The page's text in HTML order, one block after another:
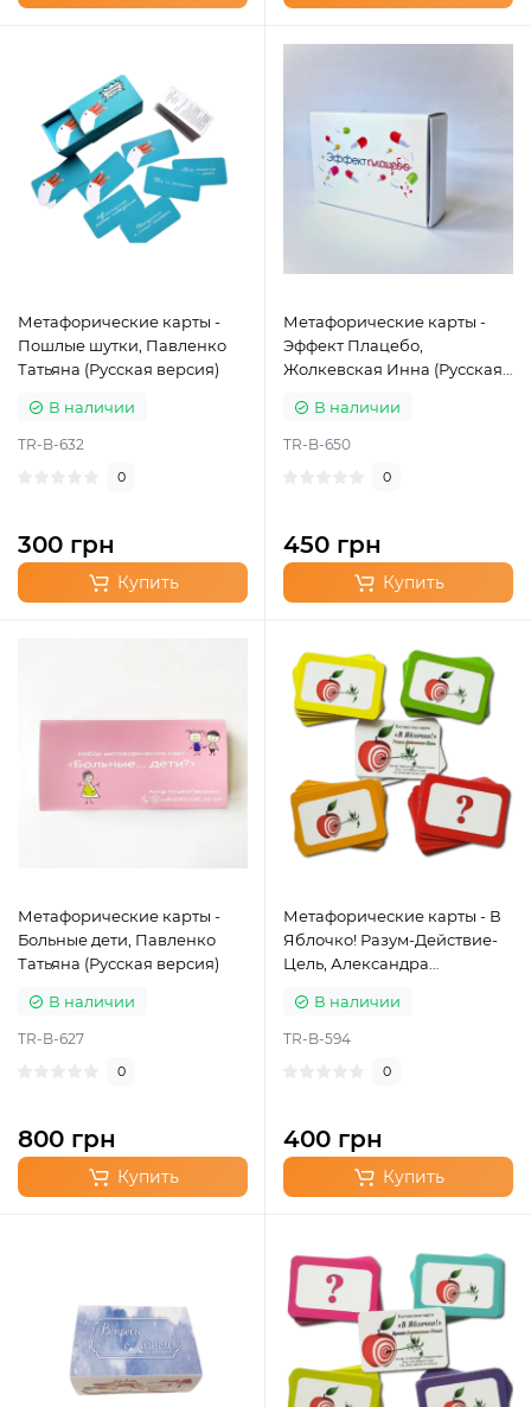
Метафорические карты -
Пошлые шутки, Павленко
Татьяна (Русская версия)
В наличии
TR-B-632
0
300 грн
Купить
Метафорические карты -
Эффект Плацебо,
Жолкевская Инна (Русская
В наличии
TR-B-650
0
450 грн
Купить
Метафорические карты -
Больные дети, Павленко
Татьяна (Русская версия)
В наличии
TR-B-627
0
800 грн
Купить
Метафорические карты - В
Яблочко! Разум-Действие-
Цель, Александра
версия)
В наличии
TR-B-594
0
400 грн
Купить